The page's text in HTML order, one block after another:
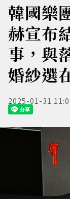
韓國樂
赫宣布
事，與
婚紗選
2025-01-31